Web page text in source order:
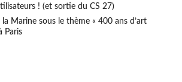
! (et sortie du CS 27)
Marine sous le thème « 400 ans d’art
Paris